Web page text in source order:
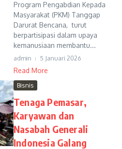
Program Pengabdian Kepada
Masyarakat (PKM) Tanggap
Darurat Bencana, turut
berpartisipasi dalam upaya
kemanusiaan membantu...
admin 5 Januari 2026
Read More
Bisnis
Tenaga Pemasar,
Karyawan dan
Nasabah Generali
Indonesia Galang